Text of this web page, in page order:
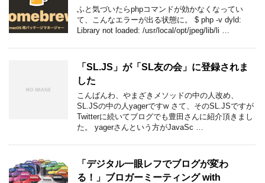
ふと気づいたらphpコマンドが効かなくなってい
て、こんなエラーが出る状態に。 $ php -v dyld:
Library not loaded: /usr/local/opt/jpeg/lib/li …
「SL.JS」が「SL友の会」に登録されま
した
こんばんわ、やまざきメソッドの中の人改め、
SL.JSの中の人yagerですw さて、そのSL.JSですが
Twitterに続いてブログでも豊田さんに紹介頂きまし
た。 yagerさんという方がJavaSc …
「デジタル一眼レフでブログが変わ
る！」ブロガーミーティング with